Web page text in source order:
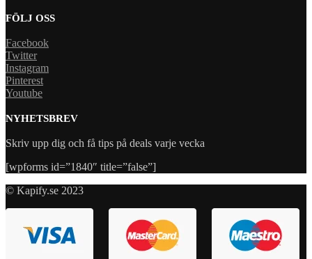
FÖLJ OSS
Facebook
Twitter
Instagram
Pinterest
Youtube
NYHETSBREV
Skriv upp dig och få tips på deals varje vecka
[wpforms id=”1840″ title=”false”]
© Kapify.se 2023